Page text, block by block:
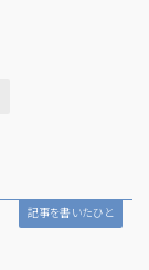
記事を書いたひと